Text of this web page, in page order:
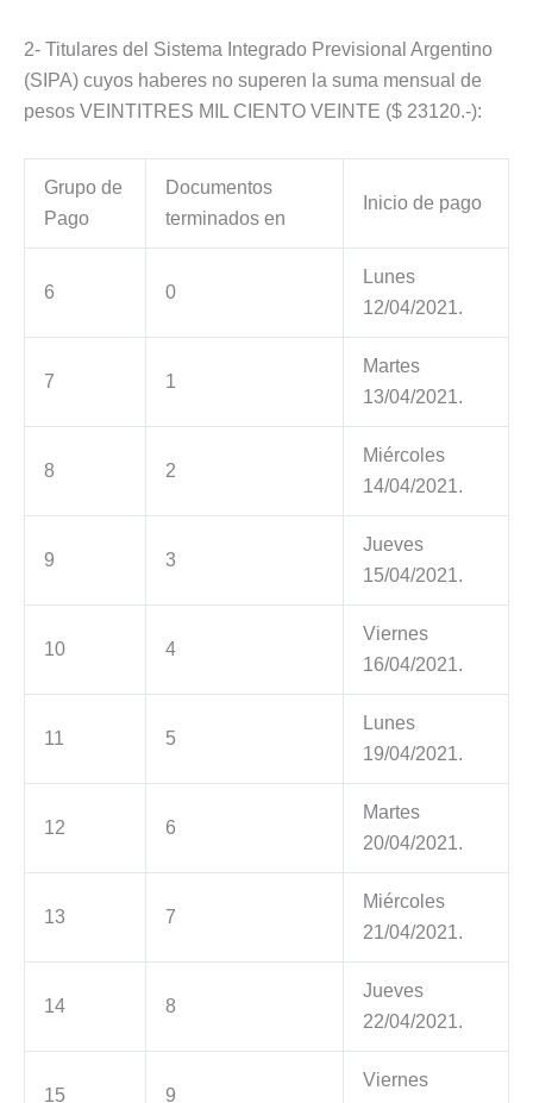
2- Titulares del Sistema Integrado Previsional Argentino
(SIPA) cuyos haberes no superen la suma mensual de
pesos VEINTITRES MIL CIENTO VEINTE ($ 23120.-):
Grupo de
Pago
Documentos
terminados en
Inicio de pago
6 0
Lunes
12/04/2021.
7 1
Martes
13/04/2021.
8 2
Miércoles
14/04/2021.
9 3
Jueves
15/04/2021.
10 4
Viernes
16/04/2021.
11 5
Lunes
19/04/2021.
12 6
Martes
20/04/2021.
13 7
Miércoles
21/04/2021.
14 8
Jueves
22/04/2021.
15 9
Viernes